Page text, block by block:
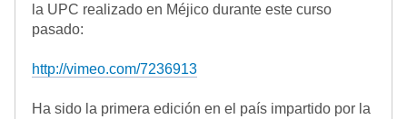
la UPC realizado en Méjico durante este curso
pasado:
http://vimeo.com/7236913
Ha sido la primera edición en el país impartido por la